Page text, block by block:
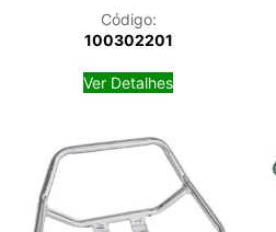
Código:
100302201
Ver Detalhes